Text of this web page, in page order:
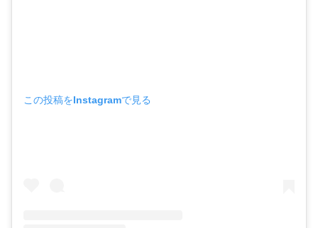
この投稿をInstagramで見る